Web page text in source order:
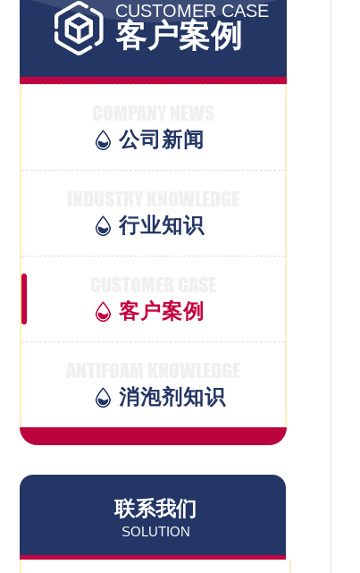
CUSTOMER CASE
客户案例
公司新闻
行业知识
客户案例
消泡剂知识
联系我们
SOLUTION